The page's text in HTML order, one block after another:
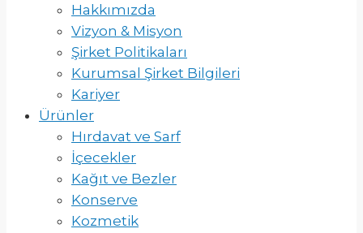
Hakkımızda
Vizyon & Misyon
Şirket Politikaları
Kurumsal Şirket Bilgileri
Kariyer
Ürünler
Hırdavat ve Sarf
İçecekler
Kağıt ve Bezler
Konserve
Kozmetik